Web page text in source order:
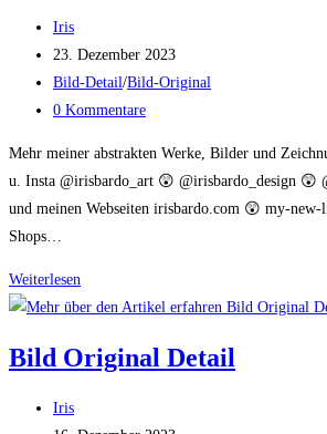
Beitrags-
Autor:
Iris
Beitrag
veröffentlicht:
23. Dezember 2023
Beitrags-
Kategorie:
Bild-Detail/Bild-Original
Beitrags-
0 Kommentare
Mehr meiner abstrakten Werke, Bilder und
u. Insta @irisbardo_art 😲 @irisbardo_design 😲
und meinen Webseiten irisbardo.com 😲 my-
Shops…
Weiterlesen
Original
Bild Original Detail
Beitrags-
Iris